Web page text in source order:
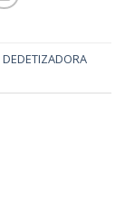
DEDETIZADORA